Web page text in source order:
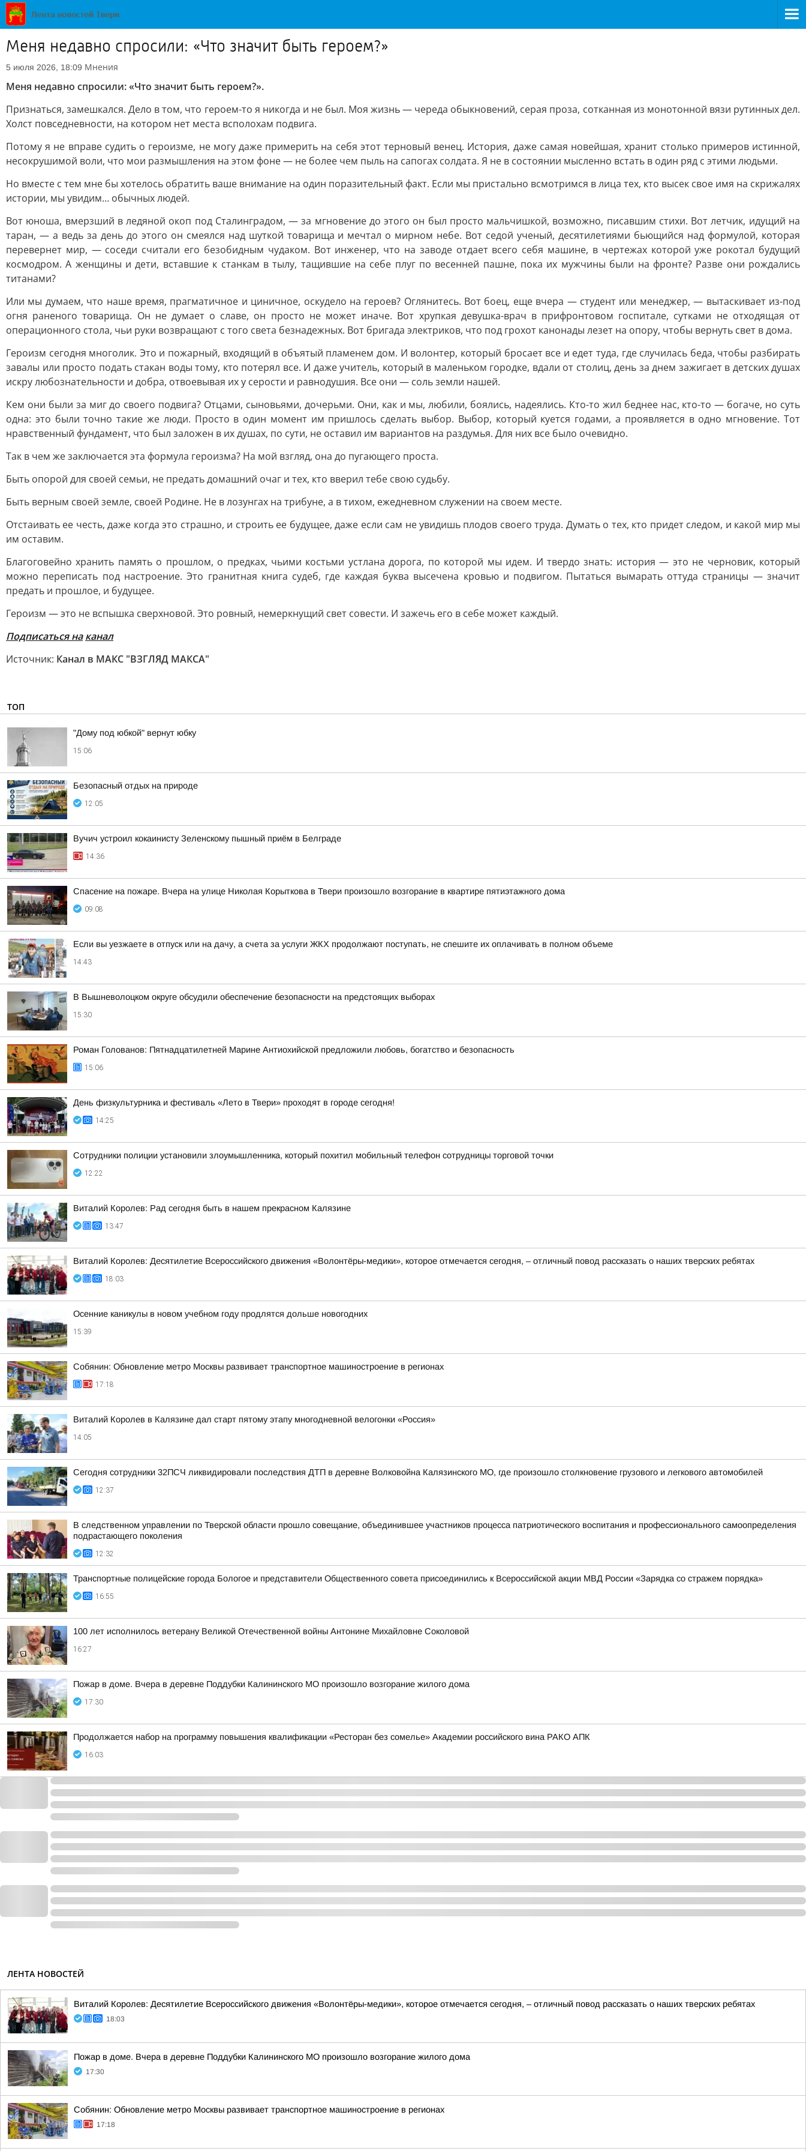
Меня недавно спросили: «Что значит быть героем?»
5 июля 2026, 18:09 Мнения
Меня недавно спросили: «Что значит быть героем?».
Признаться, замешкался. Дело в том, что героем-то я никогда и не был. Моя жизнь — череда обыкновений, серая проза, сотканная из монотонной вязи рутинных дел.
Холст повседневности, на котором нет места всполохам подвига.
Потому я не вправе судить о героизме, не могу даже примерить на себя этот терновый венец. История, даже самая новейшая, хранит столько примеров истинной,
несокрушимой воли, что мои размышления на этом фоне — не более чем пыль на сапогах солдата. Я не в состоянии мысленно встать в один ряд с этими людьми.
Но вместе с тем мне бы хотелось обратить ваше внимание на один поразительный факт. Если мы пристально всмотримся в лица тех, кто высек свое имя на скрижалях
истории, мы увидим… обычных людей.
Вот юноша, вмерзший в ледяной окоп под Сталинградом, — за мгновение до этого он был просто мальчишкой, возможно, писавшим стихи. Вот летчик, идущий на
таран, — а ведь за день до этого он смеялся над шуткой товарища и мечтал о мирном небе. Вот седой ученый, десятилетиями бьющийся над формулой, которая
перевернет мир, — соседи считали его безобидным чудаком. Вот инженер, что на заводе отдает всего себя машине, в чертежах которой уже рокотал будущий
космодром. А женщины и дети, вставшие к станкам в тылу, тащившие на себе плуг по весенней пашне, пока их мужчины были на фронте? Разве они рождались
титанами?
Или мы думаем, что наше время, прагматичное и циничное, оскудело на героев? Оглянитесь. Вот боец, еще вчера — студент или менеджер, — вытаскивает из-под
огня раненого товарища. Он не думает о славе, он просто не может иначе. Вот хрупкая девушка-врач в прифронтовом госпитале, сутками не отходящая от
операционного стола, чьи руки возвращают с того света безнадежных. Вот бригада электриков, что под грохот канонады лезет на опору, чтобы вернуть свет в дома.
Героизм сегодня многолик. Это и пожарный, входящий в объятый пламенем дом. И волонтер, который бросает все и едет туда, где случилась беда, чтобы разбирать
завалы или просто подать стакан воды тому, кто потерял все. И даже учитель, который в маленьком городке, вдали от столиц, день за днем зажигает в детских душах
искру любознательности и добра, отвоевывая их у серости и равнодушия. Все они — соль земли нашей.
Кем они были за миг до своего подвига? Отцами, сыновьями, дочерьми. Они, как и мы, любили, боялись, надеялись. Кто-то жил беднее нас, кто-то — богаче, но суть
одна: это были точно такие же люди. Просто в один момент им пришлось сделать выбор. Выбор, который куется годами, а проявляется в одно мгновение. Тот
нравственный фундамент, что был заложен в их душах, по сути, не оставил им вариантов на раздумья. Для них все было очевидно.
Так в чем же заключается эта формула героизма? На мой взгляд, она до пугающего проста.
Быть опорой для своей семьи, не предать домашний очаг и тех, кто вверил тебе свою судьбу.
Быть верным своей земле, своей Родине. Не в лозунгах на трибуне, а в тихом, ежедневном служении на своем месте.
Отстаивать ее честь, даже когда это страшно, и строить ее будущее, даже если сам не увидишь плодов своего труда. Думать о тех, кто придет следом, и какой мир мы
им оставим.
Благоговейно хранить память о прошлом, о предках, чьими костьми устлана дорога, по которой мы идем. И твердо знать: история — это не черновик, который
можно переписать под настроение. Это гранитная книга судеб, где каждая буква высечена кровью и подвигом. Пытаться вымарать оттуда страницы — значит
предать и прошлое, и будущее.
Героизм — это не вспышка сверхновой. Это ровный, немеркнущий свет совести. И зажечь его в себе может каждый.
Подписаться на канал
Источник: Канал в МАКС "ВЗГЛЯД МАКСА"
ТОП
"Дому под юбкой" вернут юбку
15:06
Безопасный отдых на природе
12:05
Вучич устроил кокаинисту Зеленскому пышный приём в Белграде
14:36
Спасение на пожаре. Вчера на улице Николая Корыткова в Твери произошло возгорание в квартире пятиэтажного дома
09:08
Если вы уезжаете в отпуск или на дачу, а счета за услуги ЖКХ продолжают поступать, не спешите их оплачивать в полном объеме
14:43
В Вышневолоцком округе обсудили обеспечение безопасности на предстоящих выборах
15:30
Роман Голованов: Пятнадцатилетней Марине Антиохийской предложили любовь, богатство и безопасность
15:06
День физкультурника и фестиваль «Лето в Твери» проходят в городе сегодня!
14:25
Сотрудники полиции установили злоумышленника, который похитил мобильный телефон сотрудницы торговой точки
12:22
Виталий Королев: Рад сегодня быть в нашем прекрасном Калязине
13:47
Виталий Королев: Десятилетие Всероссийского движения «Волонтёры-медики», которое отмечается сегодня, – отличный повод рассказать о наших тверских ребятах
18:03
Осенние каникулы в новом учебном году продлятся дольше новогодних
15:39
Собянин: Обновление метро Москвы развивает транспортное машиностроение в регионах
17:18
Виталий Королев в Калязине дал старт пятому этапу многодневной велогонки «Россия»
14:05
Сегодня сотрудники 32ПСЧ ликвидировали последствия ДТП в деревне Волковойна Калязинского МО, где произошло столкновение грузового и легкового автомобилей
12:37
В следственном управлении по Тверской области прошло совещание, объединившее участников процесса патриотического воспитания и профессионального самоопределения
подрастающего поколения
12:32
Транспортные полицейские города Бологое и представители Общественного совета присоединились к Всероссийской акции МВД России «Зарядка со стражем порядка»
16:55
100 лет исполнилось ветерану Великой Отечественной войны Антонине Михайловне Соколовой
16:27
Пожар в доме. Вчера в деревне Поддубки Калининского МО произошло возгорание жилого дома
17:30
Продолжается набор на программу повышения квалификации «Ресторан без сомелье» Академии российского вина РАКО АПК
16:03
ЛЕНТА НОВОСТЕЙ
Виталий Королев: Десятилетие Всероссийского движения «Волонтёры-медики», которое отмечается сегодня, – отличный повод рассказать о наших тверских ребятах
18:03
Пожар в доме. Вчера в деревне Поддубки Калининского МО произошло возгорание жилого дома
17:30
Собянин: Обновление метро Москвы развивает транспортное машиностроение в регионах
17:18